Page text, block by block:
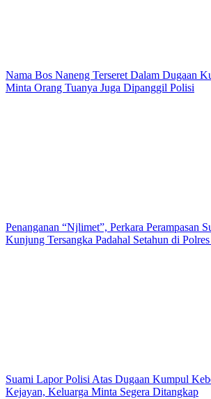
Nama Bos Naneng Terseret Dalam Dugaan
Minta Orang Tuanya Juga Dipanggil Polisi
Penanganan “Njlimet”, Perkara Perampasan
Kunjung Tersangka Padahal Setahun di Polres
Suami Lapor Polisi Atas Dugaan Kumpul
Kejayan, Keluarga Minta Segera Ditangkap